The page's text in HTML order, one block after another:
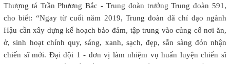
Thượng tá Trần Phương Bắc - Trung đoàn trưởng Trung đoàn 591,
cho biết: “Ngay từ cuối năm 2019, Trung đoàn đã chỉ đạo ngành
Hậu cần xây dựng kế hoạch bảo đảm, tập trung vào củng cố nơi ăn,
ở, sinh hoạt chính quy, sáng, xanh, sạch, đẹp, sẵn sàng đón nhận
chiến sĩ mới. Đại đội 1 - đơn vị làm nhiệm vụ huấn luyện chiến sĩ